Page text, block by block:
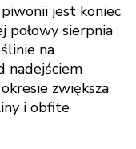
jest koniec
połowy sierpnia
na
nadejściem
zwiększa
i obfite